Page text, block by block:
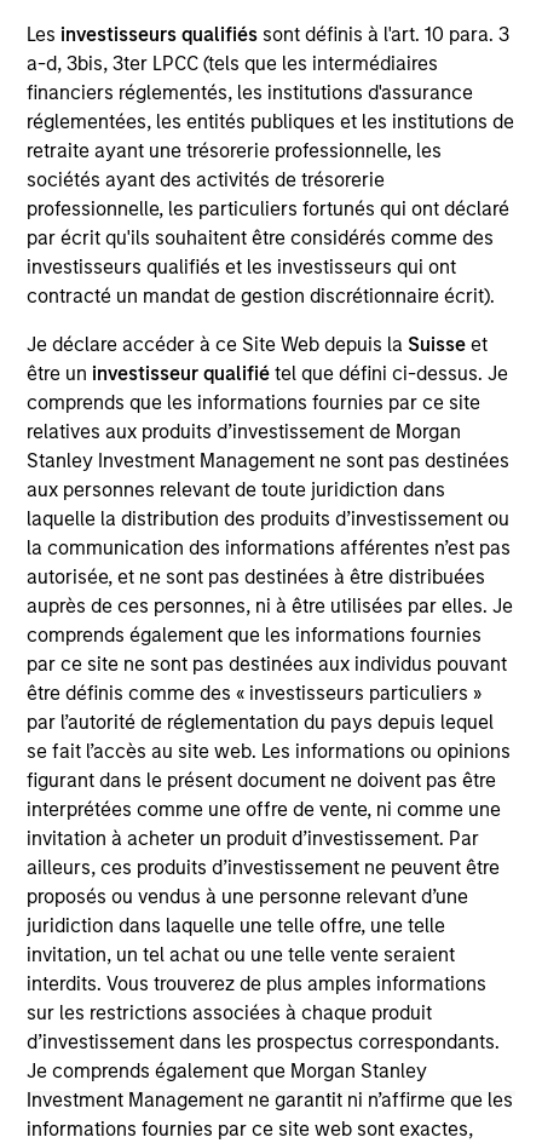
Les investisseurs qualifiés sont définis à l'art. 10 para. 3
a-d, 3bis, 3ter LPCC (tels que les intermédiaires
financiers réglementés, les institutions d'assurance
réglementées, les entités publiques et les institutions de
retraite ayant une trésorerie professionnelle, les
sociétés ayant des activités de trésorerie
professionnelle, les particuliers fortunés qui ont déclaré
par écrit qu'ils souhaitent être considérés comme des
investisseurs qualifiés et les investisseurs qui ont
contracté un mandat de gestion discrétionnaire écrit).
Je déclare accéder à ce Site Web depuis la Suisse et
être un investisseur qualifiétel que défini ci-dessus. Je
comprends que les informations fournies par ce site
relatives aux produits d’investissement de Morgan
Stanley Investment Management ne sont pas destinées
aux personnes relevant de toute juridiction dans
laquelle la distribution des produits d’investissement ou
la communication des informations afférentes n’est pas
autorisée, et ne sont pas destinées à être distribuées
auprès de ces personnes, ni à être utilisées par elles. Je
comprends également que les informations fournies
par ce site ne sont pas destinées aux individus pouvant
être définis comme des « investisseurs particuliers »
par l’autorité de réglementation du pays depuis lequel
se fait l’accès au site web. Les informations ou opinions
figurant dans le présent document ne doivent pas être
interprétées comme une offre de vente, ni comme une
invitation à acheter un produit d’investissement. Par
ailleurs, ces produits d’investissement ne peuvent être
proposés ou vendus à une personne relevant d’une
juridiction dans laquelle une telle offre, une telle
invitation, un tel achat ou une telle vente seraient
interdits. Vous trouverez de plus amples informations
sur les restrictions associées à chaque produit
d’investissement dans les prospectus correspondants.
Je comprends également que Morgan Stanley
Investment Management ne garantit ni n’affirme que les
informations fournies par ce site web sont exactes,
Invested on
Sep 2014
Transaction Type
First Institutional
A leading online retailer of specialized and technical
products in the outdoor, optical and laboratory
categories.
View Site
Board Membership
Lincoln Isetta
Investment Team
Morgan Stanley Expansion Capital
As of July 25, 2025. The above is provided for informational
and educational purposes only. There is no guarantee that
the investment mentioned resulted in positive performance
(for realized holdings), or will perform well in the future (for
current holdings). The trademarks and service marks above
are the property of their respective owners. The information
on this website has not been authorized, sponsored, or
otherwise approved by such owners. By clicking on any
links shown here, you agree that you are navigating to a
third party site. We are providing these hyperlinks to you
only as a convenience and the inclusion of any hyperlink is
not and does not imply any endorsement, approval,
investigation, verification or monitoring by us of any
information contained in any hyperlinked site. In no event
shall we be responsible for the information contained on
the site or your use of such site.